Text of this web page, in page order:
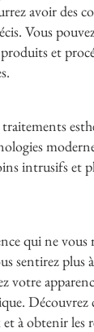
avoir des
Vous
et
intrusifs et
qui ne vous
sentirez plus
votre
à obtenir les